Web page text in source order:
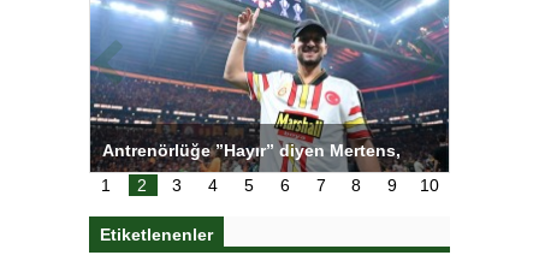
Salihli Sporcuları Kuraş’ta Gururlandırdı
1 2 3 4 5 6 7 8 9 10
Etiketlenenler